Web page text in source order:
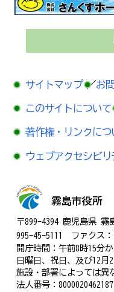
サイトマップ ／お
このサイトについて
著作権・リンクにつ
ウェブアクセシビ
霧島市役所
〒899-4394 鹿児島県 霧
995-45-5111 ファクス：
開庁時間：午前8時15分
日曜日、祝日、及び12月
施設・部署によっては異
法人番号：